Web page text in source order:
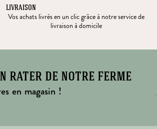
LIVRAISON
Vos achats livrés en un clic grâce à notre service de
livraison à domicile
rater de notre ferme
en magasin !